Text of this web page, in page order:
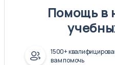
Помощь в
1500+
вам помочь